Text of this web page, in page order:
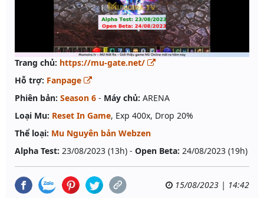
Trang chủ: https://mu-gate.net/
Hỗ trợ: Fanpage
Phiên bản: Season 6 - Máy chủ: ARENA
Loại Mu: Reset In Game, Exp 400x, Drop 20%
Thể loại: Mu Nguyên bản Webzen
Alpha Test: 23/08/2023 (13h) - Open Beta: 24/08/2023 (19h)
15/08/2023 | 14:42